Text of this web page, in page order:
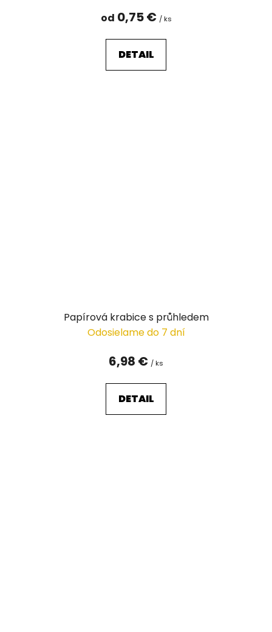
od 0,75 € / ks
DETAIL
Papírová krabice s průhledem
Odosielame do 7 dní
6,98 € / ks
DETAIL